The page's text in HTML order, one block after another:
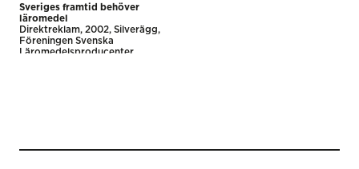
Sveriges framtid behöver
läromedel
Direkt­reklam 2002 Silverägg
Föreningen Svenska
Läromedelsproducenter